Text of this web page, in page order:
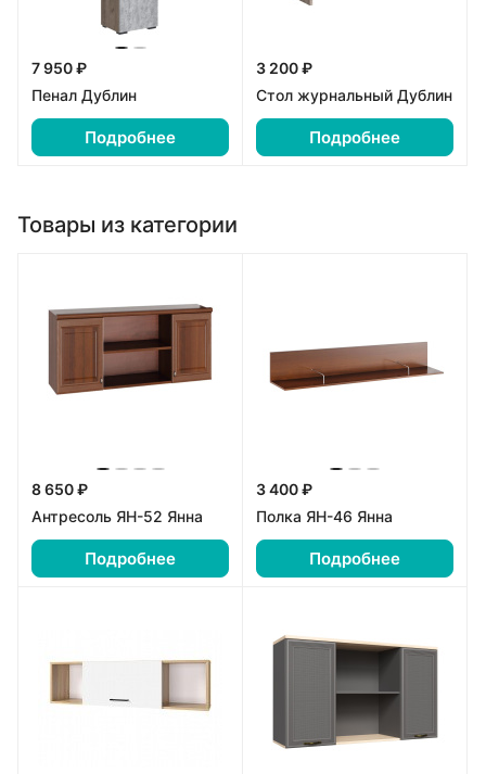
7 950 ₽
Пенал Дублин
Подробнее
3 200 ₽
Стол журнальный Дублин
Подробнее
Товары из категории
8 650 ₽
Антресоль ЯН-52 Янна
Подробнее
3 400 ₽
Полка ЯН-46 Янна
Подробнее